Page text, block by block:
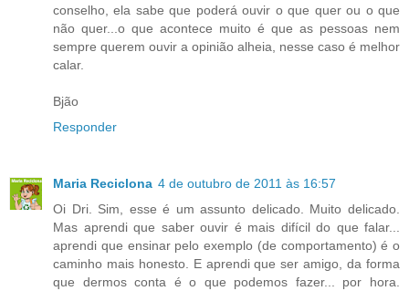
conselho, ela sabe que poderá ouvir o que quer ou o que
não quer...o que acontece muito é que as pessoas nem
sempre querem ouvir a opinião alheia, nesse caso é melhor
calar.
Bjão
Responder
Maria Reciclona 4 de outubro de 2011 às 16:57
Oi Dri. Sim, esse é um assunto delicado. Muito delicado.
Mas aprendi que saber ouvir é mais difícil do que falar...
aprendi que ensinar pelo exemplo (de comportamento) é o
caminho mais honesto. E aprendi que ser amigo, da forma
que dermos conta é o que podemos fazer... por hora.